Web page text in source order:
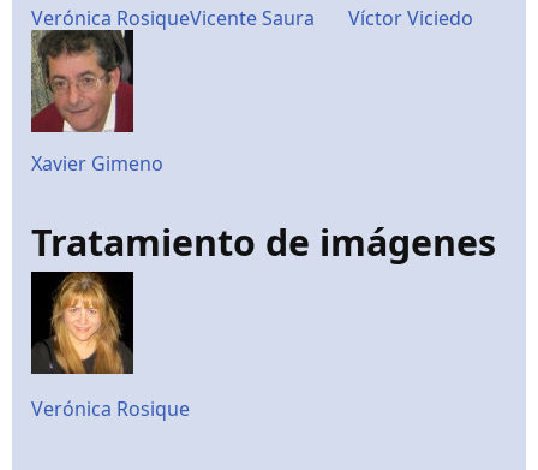
Verónica RosiqueVicente Saura Víctor Viciedo
Xavier Gimeno
Tratamiento de imágenes
Verónica Rosique